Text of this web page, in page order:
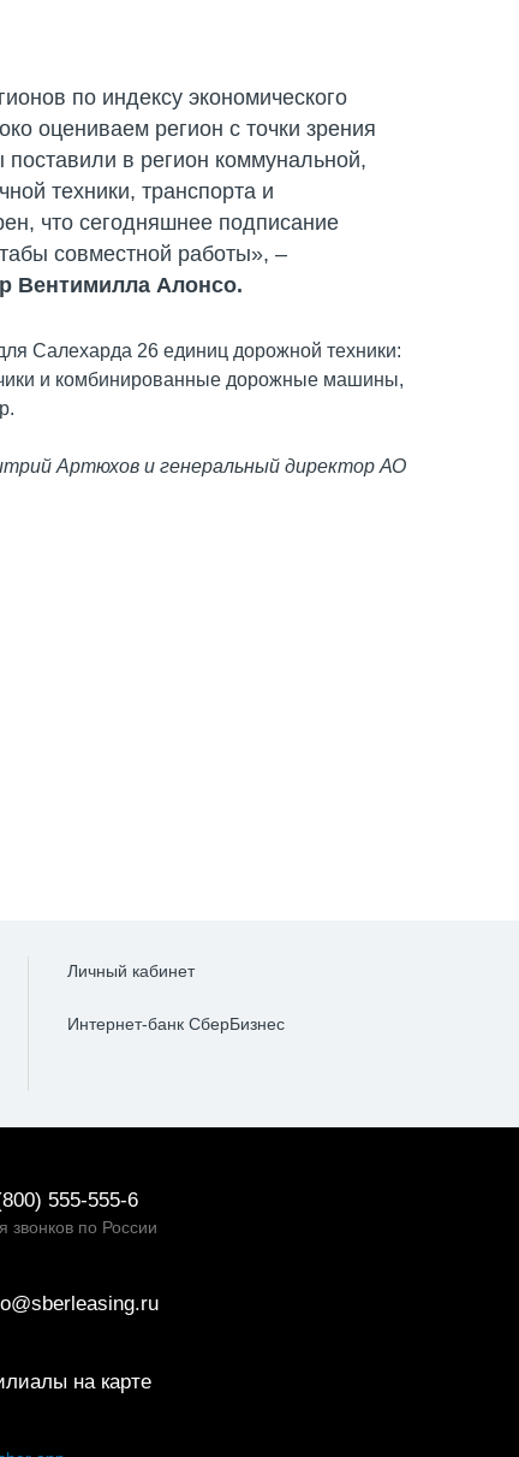
по индексу экономического
оцениваем регион с точки зрения
в регион коммунальной,
техники, транспорта и
что сегодняшнее подписание
совместной работы», –
Вентимилла Алонсо.
Салехарда 26 единиц дорожной техники:
и комбинированные дорожные машины,
Артюхов и генеральный директор АО
Личный кабинет
Интернет-банк СберБизнес
555-555-6
звонков по России
на карте